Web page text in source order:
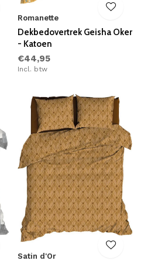
Romanette
Dekbedovertrek Geisha Oker
- Katoen
€44,95
Incl. btw
Satin d'Or